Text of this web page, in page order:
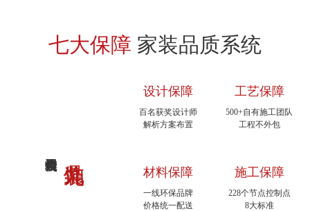
七大保障 家装品质系统
设计保障
百名获奖设计师
解析方案布置
工艺保障
500+自有施工团队
工程不外包
材料保障
一线环保品牌
价格统一配送
施工保障
228个节点控制点
8大标准